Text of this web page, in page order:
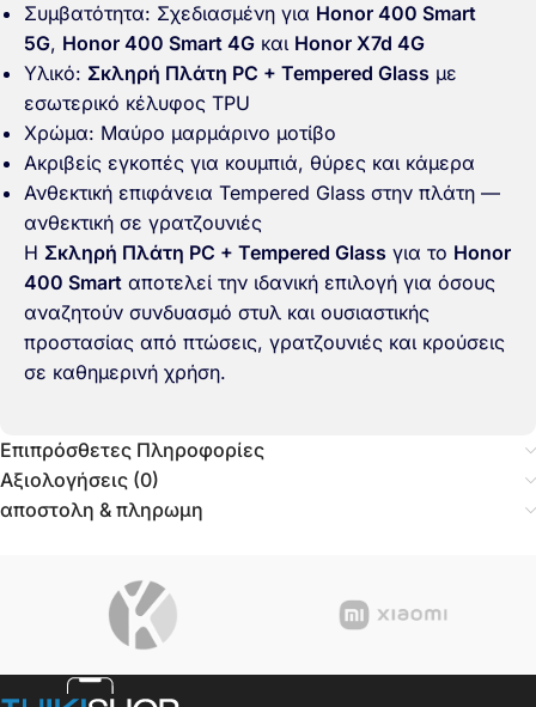
Συμβατότητα: Σχεδιασμένη για Honor 400 Smart
5G, Honor 400 Smart 4G και Honor X7d 4G
Υλικό: Σκληρή Πλάτη PC + Tempered Glass με
εσωτερικό κέλυφος TPU
Χρώμα: Μαύρο μαρμάρινο μοτίβο
Ακριβείς εγκοπές για κουμπιά, θύρες και κάμερα
Ανθεκτική επιφάνεια Tempered Glass στην πλάτη —
ανθεκτική σε γρατζουνιές
Η Σκληρή Πλάτη PC + Tempered Glass για το Honor
400 Smart αποτελεί την ιδανική επιλογή για όσους
αναζητούν συνδυασμό στυλ και ουσιαστικής
προστασίας από πτώσεις, γρατζουνιές και κρούσεις
σε καθημερινή χρήση.
Επιπρόσθετες Πληροφορίες
Αξιολογήσεις (0)
αποστολη & πληρωμη